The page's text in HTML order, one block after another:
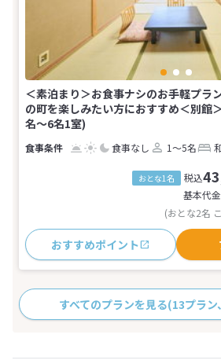
＜素泊まり＞お食事ナシのお手軽プラ
の町を楽しみたい方におすすめ＜別館
名～6名1室)
食事なし 1～5名
おとな1名 税込
基本代
(おとな2名
おすすめポイント
すべてのプランを見る(13プラン